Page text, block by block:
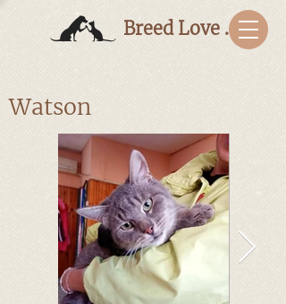
Breed Love Bulgaria
Watson